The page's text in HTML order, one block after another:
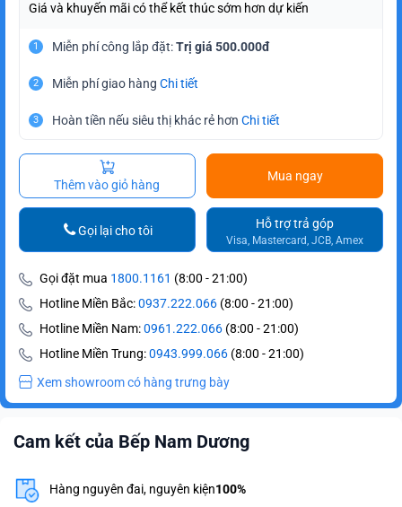
Giá và khuyến mãi có thể kết thúc sớm hơn dự kiến
1 Miễn phí công lắp đặt:Trị giá 500.000đ
2 Miễn phí giao hàng Chi tiết
3 Hoàn tiền nếu siêu thị khác rẻ hơn Chi tiết
Thêm vào giỏ hàng
Mua ngay
Hỗ trợ trả góp
Visa, Mastercard, JCB, Amex
Gọi lại cho tôi
Gọi đặt mua 1800.1161 (8:00 - 21:00)
Hotline Miền Bắc:0937.222.066 (8:00 - 21:00)
Hotline Miền Nam:0961.222.066 (8:00 - 21:00)
Hotline Miền Trung:0943.999.066 (8:00 - 21:00)
Xem showroom có hàng trưng bày
Cam kết của Bếp Nam Dương
Hàng nguyên đai, nguyên kiện100%